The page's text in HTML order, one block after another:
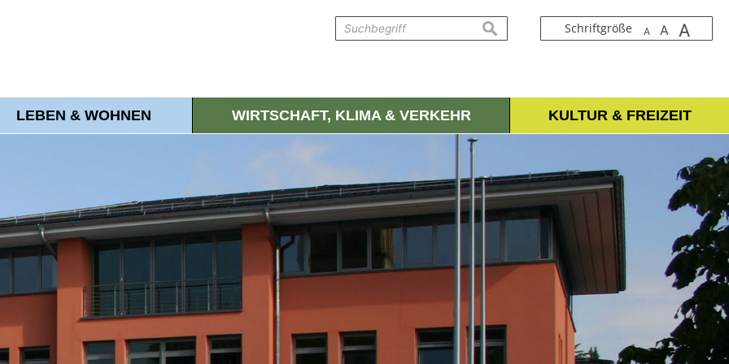
Schriftgröße A A A
suchen
LEBEN & WOHNEN WIRTSCHAFT, KLIMA & VERKEHR KULTUR & FREIZEIT